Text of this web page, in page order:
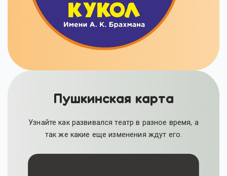
Пушкинская карта
Узнайте как развивался театр в разное время, а
так же какие еще изменения ждут его.